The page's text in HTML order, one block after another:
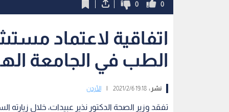
0
0
اتفاقية لاعتماد
الطب في الجامعة
نشر :19:18 2021/2/6 الأردن
تفقد وزير الصحة الدكتور نذير عبيدات، خلال زيارته